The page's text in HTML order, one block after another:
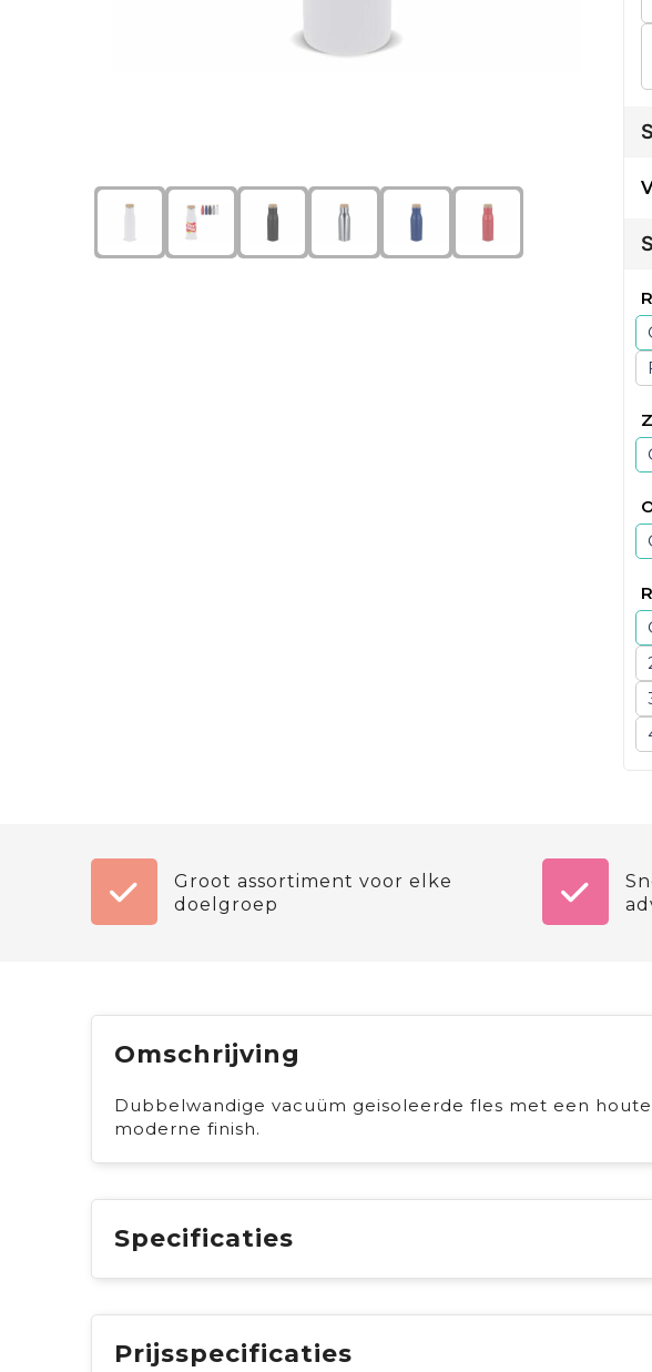
Groot assortiment voor elke
doelgroep
Omschrijving
Dubbelwandige vacuüm geisoleerde fles met een
moderne finish.
Specificaties
Prijsspecificaties